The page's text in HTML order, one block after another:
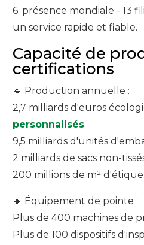
6. présence mondiale - 13
un service rapide et fiable.
Capacité de
certifications
🔹 Production annuelle :
2,7 milliards d'euros
personnalisés
9,5 milliards d'unités
2 milliards de sacs non-
200 millions de m²
🔹 Équipement de pointe :
Plus de 400 machines de
Plus de 100 dispositifs